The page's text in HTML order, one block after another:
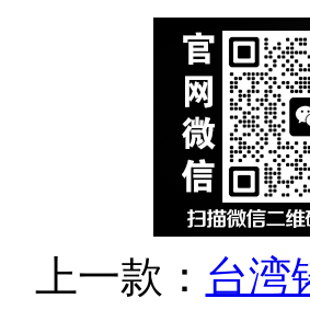
上一款： 台湾